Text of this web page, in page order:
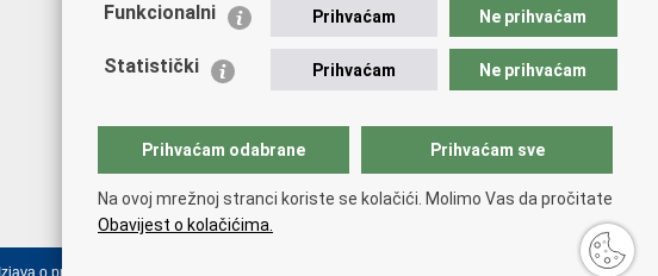
Udruge
Policijska akademija
Zaklada policijske solidarnosti
Centar za forenzična ispitivanja, istraživanja i vještačenja
"Ivan Vučetić"
Policijske uprave
Funkcionalni Prihvaćam Ne prihvaćam
Statistički Prihvaćam Ne prihvaćam
Prihvaćam odabrane Prihvaćam sve
Na ovoj mrežnoj stranci koriste se kolačići. Molimo Vas da pročitate
Obavijest o kolačićima.